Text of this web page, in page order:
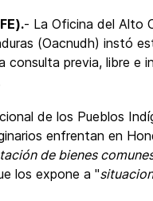
- La Oficina del Alto
(Oacnudh) instó
consulta previa, libre e
de los Pueblos
enfrentan en
de bienes
los expone a "